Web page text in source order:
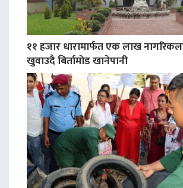
११ हजार धारामार्फत एक लाख
खुवाउदै बिर्तामोड खानेपानी